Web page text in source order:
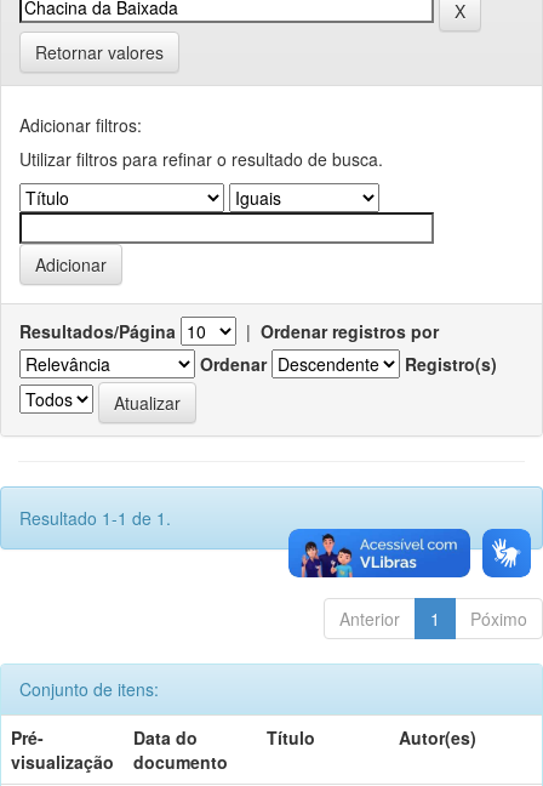
Retornar valores
Adicionar filtros:
Utilizar filtros para refinar o resultado de busca.
Resultados/Página | Ordenar registros por
Ordenar
Registro(s)
Resultado 1-1 de 1.
Anterior 1 Póximo
Conjunto de itens:
Pré-
visualização
Data do
documento
Título Autor(es)